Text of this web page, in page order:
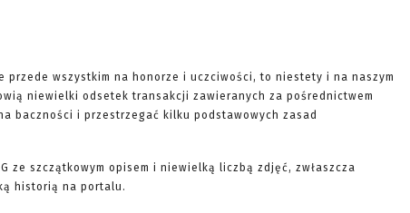
przede wszystkim na honorze i uczciwości, to niestety i na naszym
niewielki odsetek transakcji zawieranych za pośrednictwem
baczności i przestrzegać kilku podstawowych zasad
ze szczątkowym opisem i niewielką liczbą zdjęć, zwłaszcza
historią na portalu.